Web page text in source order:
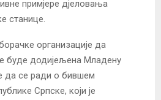
примјере дјеловања
станице.
организације да
буде додијељена Младену
да се ради о бившем
Српске, који је